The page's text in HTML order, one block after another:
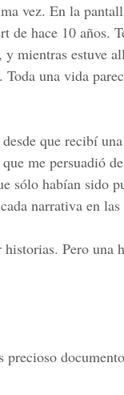
vez. En la
de hace 10 años.
y mientras estuve
una vida
que recibí
me persuadió
sólo habían sido
narrativa en
Pero una